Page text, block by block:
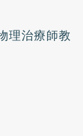
理治療師教